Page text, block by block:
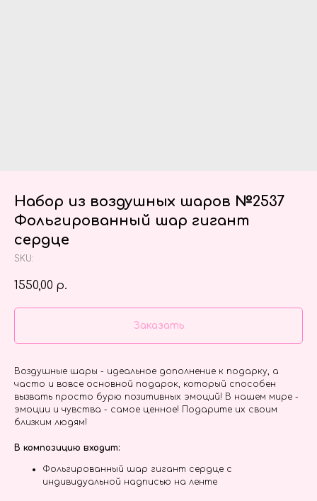
Набор из воздушных шаров №2537
Фольгированный шар гигант
сердце
SKU:
1550,00 р.
Заказать
Воздушные шары - идеальное дополнение к подарку, а
часто и вовсе основной подарок, который способен
вызвать просто бурю позитивных эмоций! В нашем мире -
эмоции и чувства - самое ценное! Подарите их своим
близким людям!
В композицию входит:
Фольгированный шар гигант сердце с
индивидуальной надписью на ленте